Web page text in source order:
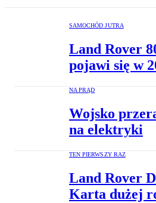
SAMOCHÓD JUTRA
Land Rover
pojawi się w
NA PRĄD
Wojsko
na elektryki
TEN PIERWSZY RAZ
Land Rover
Karta dużej